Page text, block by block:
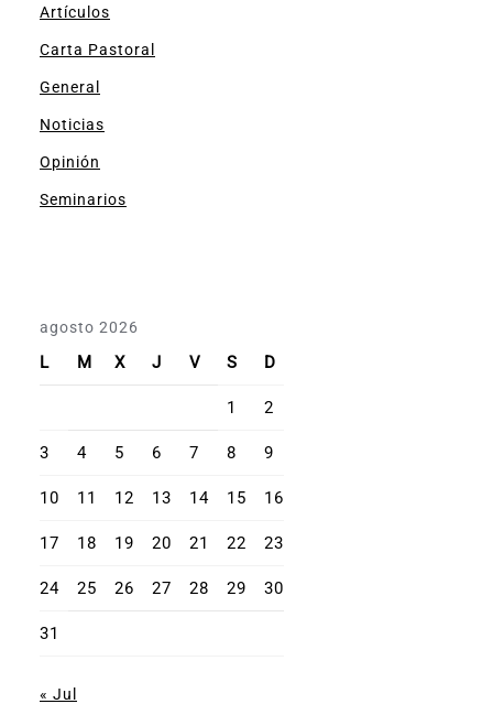
Artículos
Carta Pastoral
General
Noticias
Opinión
Seminarios
agosto 2026
L M X J V S D
1 2
3 4 5 6 7 8 9
10 11 12 13 14 15 16
17 18 19 20 21 22 23
24 25 26 27 28 29 30
31
« Jul